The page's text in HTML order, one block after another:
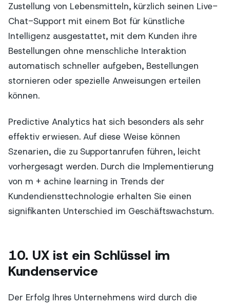
Zustellung von Lebensmitteln, kürzlich seinen Live-
Chat-Support mit einem Bot für künstliche
Intelligenz ausgestattet, mit dem Kunden ihre
Bestellungen ohne menschliche Interaktion
automatisch schneller aufgeben, Bestellungen
stornieren oder spezielle Anweisungen erteilen
können.
Predictive Analytics hat sich besonders als sehr
effektiv erwiesen. Auf diese Weise können
Szenarien, die zu Supportanrufen führen, leicht
vorhergesagt werden. Durch die Implementierung
von m + achine learning in Trends der
Kundendiensttechnologie erhalten Sie einen
signifikanten Unterschied im Geschäftswachstum.
10. UX ist ein Schlüssel im
Kundenservice
Der Erfolg Ihres Unternehmens wird durch die